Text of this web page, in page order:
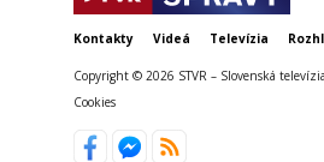
Kontakty Videá Televízia
Copyright © 2026 STVR – Slovenská
Cookies